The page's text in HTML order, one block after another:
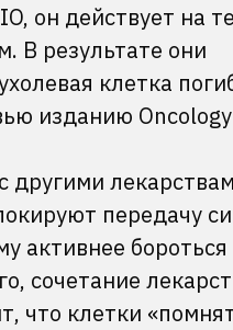
он действует на
В результате они
клетка
изданию Oncology
другими
передачу
активнее бороться
сочетание
что клетки